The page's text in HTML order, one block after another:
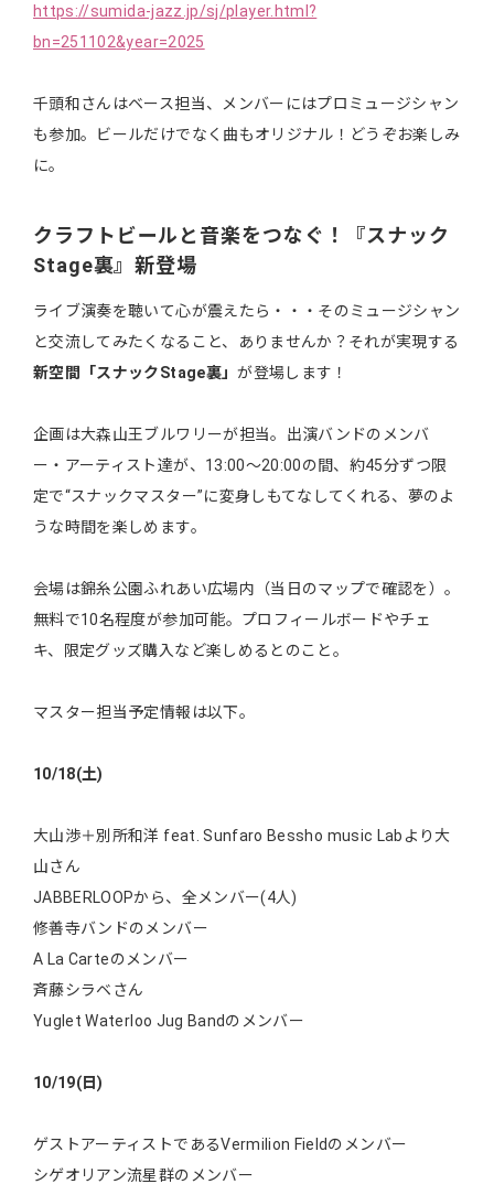
https://sumida-jazz.jp/sj/player.html?
bn=251102&year=2025
千頭和さんはベース担当、メンバーにはプロミュージシャン
も参加。ビールだけでなく曲もオリジナル！どうぞお楽しみ
に。
クラフトビールと音楽をつなぐ！『スナック
Stage裏』新登場
ライブ演奏を聴いて心が震えたら・・・そのミュージシャン
と交流してみたくなること、ありませんか？それが実現する
新空間「スナックStage裏」が登場します！
企画は大森山王ブルワリーが担当。出演バンドのメンバ
ー・アーティスト達が、13:00～20:00の間、約45分ずつ限
定で“スナックマスター”に変身しもてなしてくれる、夢のよ
うな時間を楽しめます。
会場は錦糸公園ふれあい広場内（当日のマップで確認を）。
無料で10名程度が参加可能。プロフィールボードやチェ
キ、限定グッズ購入など楽しめるとのこと。
マスター担当予定情報は以下。
10/18(土)
大山渉＋別所和洋 feat. Sunfaro Bessho music Labより大
山さん
JABBERLOOPから、全メンバー(4人)
修善寺バンドのメンバー
A La Carteのメンバー
斉藤シラベさん
Yuglet Waterloo Jug Bandのメンバー
10/19(日)
ゲストアーティストであるVermilion Fieldのメンバー
シゲオリアン流星群のメンバー